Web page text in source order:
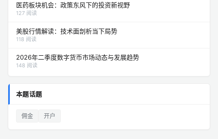
医药板块机会：政策东风下的投资新视野
127 阅读
美股行情解读：技术面剖析当下局势
118 阅读
2026年二季度数字货币市场动态与发展趋势
148 阅读
本题话题
佣金 开户